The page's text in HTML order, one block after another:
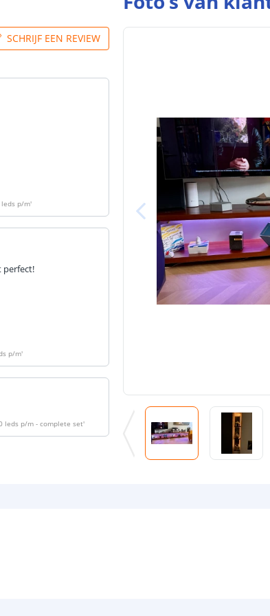
SCHRIJF EEN REVIEW
p/m'
perfect!
p/m'
leds p/m - complete set'